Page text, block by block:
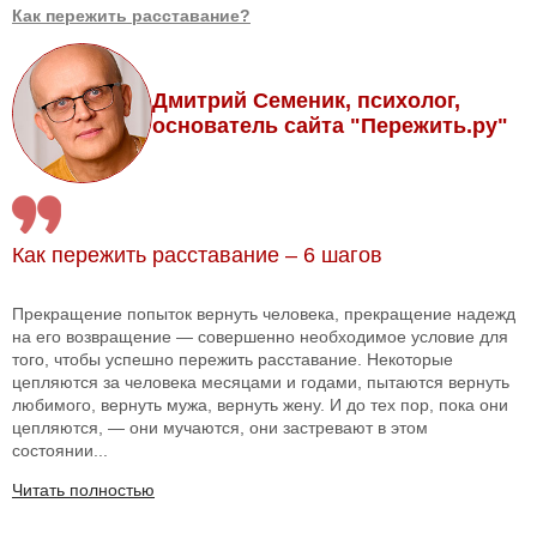
Как пережить расставание?
Дмитрий Семеник, психолог,
основатель сайта "Пережить.ру"
Как пережить расставание – 6 шагов
Прекращение попыток вернуть человека, прекращение надежд
на его возвращение — совершенно необходимое условие для
того, чтобы успешно пережить расставание. Некоторые
цепляются за человека месяцами и годами, пытаются вернуть
любимого, вернуть мужа, вернуть жену. И до тех пор, пока они
цепляются, — они мучаются, они застревают в этом
состоянии...
Читать полностью